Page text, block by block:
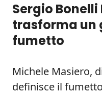
Sergio
trasforma un
fumetto
Michele Masiero,
definisce il